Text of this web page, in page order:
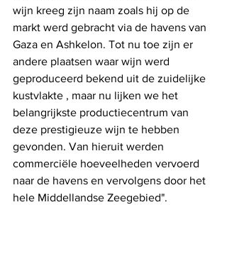
wijn kreeg zijn naam zoals hij op de
markt werd gebracht via de havens van
Gaza en Ashkelon. Tot nu toe zijn er
andere plaatsen waar wijn werd
geproduceerd bekend uit de zuidelijke
kustvlakte , maar nu lijken we het
belangrijkste productiecentrum van
deze prestigieuze wijn te hebben
gevonden. Van hieruit werden
commerciële hoeveelheden vervoerd
naar de havens en vervolgens door het
hele Middellandse Zeegebied".